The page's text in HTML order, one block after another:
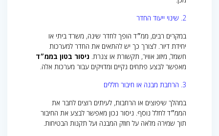
2. שינוי ייעוד החדר
במקרים רבים, ממ״ד הופך לחדר שינה, משרד ביתי או
יחידת דיור. לצורך כך יש להתאים את החדר למערכות
חשמל, מיזוג אוויר, תקשורת או צנרת. ניסור בטון בממ״ד
מאפשר לבצע פתחים נקיים ומדויקים עבור מערכות אלה.
3. הרחבת מבנה או חיבור חללים
במהלך שיפוצים או הרחבות, לעיתים רוצים לחבר את
הממ״ד לחלל נוסף. ניסור נכון מאפשר לבצע את החיבור
תוך שמירה מלאה על חוזק המבנה ועל תקנות הבטיחות.